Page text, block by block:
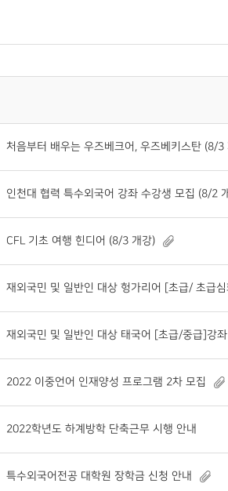
처음부터 배우는 우즈베크어, 우즈베키스탄 (8/3
인천대 협력 특수외국어 강좌 수강생 모집 (8/2
CFL 기초 여행 힌디어 (8/3 개강)
재외국민 및 일반인 대상 헝가리어 [초급/ 초급
재외국민 및 일반인 대상 태국어 [초급/중급]강
2022 이중언어 인재양성 프로그램 2차 모집
2022학년도 하계방학 단축근무 시행 안내
특수외국어전공 대학원 장학금 신청 안내